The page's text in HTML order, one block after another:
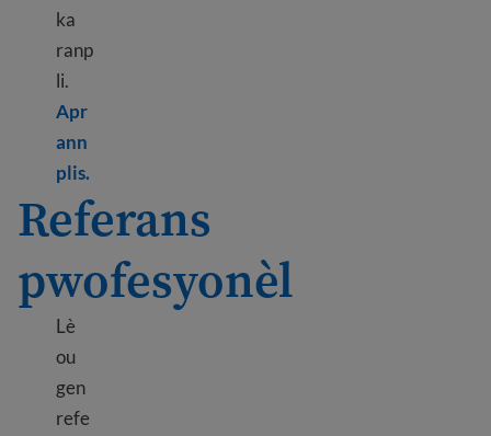
ka
ranp
li.
Apr
ann
plis.Learn more about Cover letter tips
Referans
pwofesyonèl
Lè
ou
gen
refe